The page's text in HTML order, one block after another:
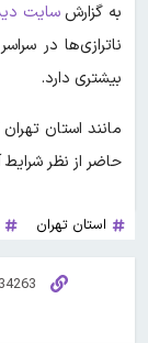
به گزارشسایت
ناترازی‌ها در
بیشتری دارد.
حاضر از نظر
استان تهران